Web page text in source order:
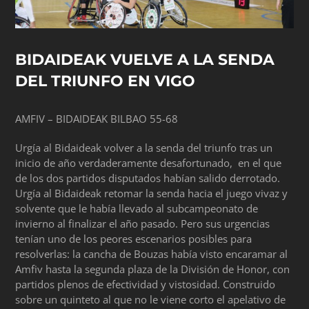
BIDAIDEAK VUELVE A LA SENDA
DEL TRIUNFO EN VIGO
AMFIV – BIDAIDEAK BILBAO 55-68
Urgía al Bidaideak volver a la senda del triunfo tras un
inicio de año verdaderamente desafortunado, en el que
de los dos partidos disputados habían salido derrotado.
Urgía al Bidaideak retomar la senda hacia el juego vivaz y
solvente que le había llevado al subcampeonato de
invierno al finalizar el año pasado. Pero sus urgencias
tenían uno de los peores escenarios posibles para
resolverlas: la cancha de Bouzas había visto encaramar al
Amfiv hasta la segunda plaza de la División de Honor, con
partidos plenos de efectividad y vistosidad. Construido
sobre un quinteto al que no le viene corto el apelativo de